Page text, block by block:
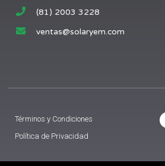
(81) 2003 3228
ventas@solaryem.com
Términos y Condiciones
Política de Privacidad